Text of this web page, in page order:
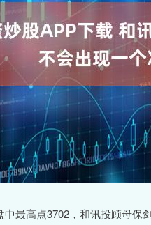
最高点3702，和讯投顾母